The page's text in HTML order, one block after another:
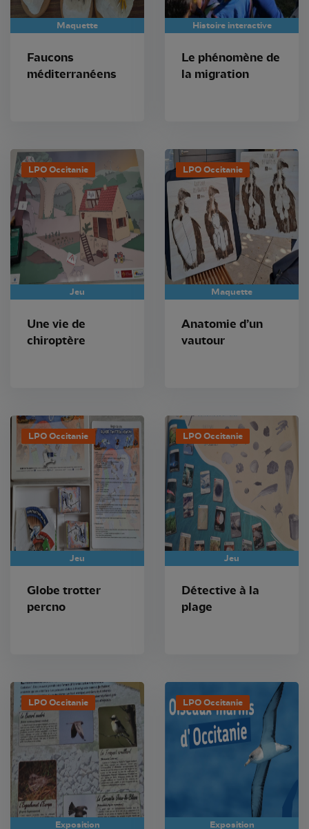
Maquette
Faucons
méditerranéens
Histoire interactive
Le phénomène de
la migration
LPO Occitanie
Jeu
Une vie de
chiroptère
LPO Occitanie
Maquette
Anatomie d’un
vautour
LPO Occitanie
Jeu
Globe trotter
percno
LPO Occitanie
Jeu
Détective à la
plage
LPO Occitanie
Exposition
LPO Occitanie
Exposition